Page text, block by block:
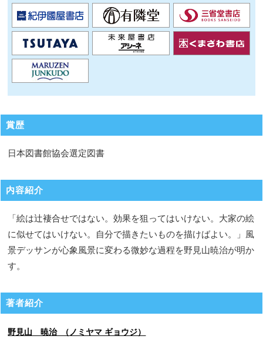
賞歴
日本図書館協会選定図書
内容紹介
「絵は辻褄合せではない。効果を狙ってはいけない。大家の絵
に似せてはいけない。自分で描きたいものを描けばよい。」風
景デッサンが心象風景に変わる微妙な過程を野見山暁治が明か
す。
著者紹介
野見山 暁治 （ノミヤマ ギョウジ）